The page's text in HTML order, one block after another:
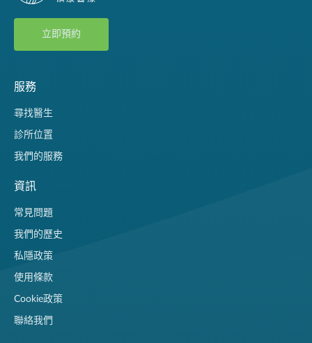
立即預約
服務
尋找醫生
診所位置
我們的服務
資訊
常見問題
我們的歷史
私隱政策
使用條款
Cookie政策
聯絡我們